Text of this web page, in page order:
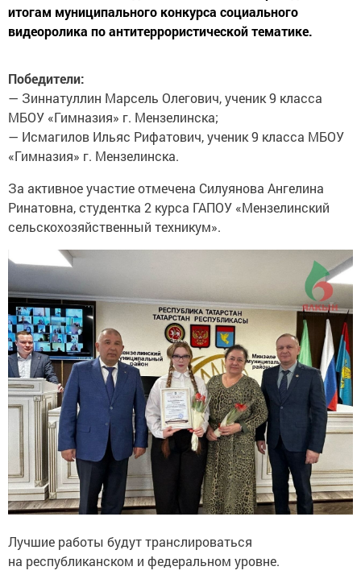
итогам муниципального конкурса социального
видеоролика по антитеррористической тематике.
Победители:
— Зиннатуллин Марсель Олегович, ученик 9 класса
МБОУ «Гимназия» г. Мензелинска;
— Исмагилов Ильяс Рифатович, ученик 9 класса МБОУ
«Гимназия» г. Мензелинска.
За активное участие отмечена Силуянова Ангелина
Ринатовна, студентка 2 курса ГАПОУ «Мензелинский
сельскохозяйственный техникум».
Лучшие работы будут транслироваться
на республиканском и федеральном уровне.